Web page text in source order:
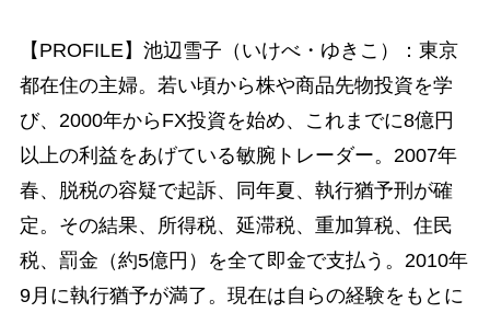
【PROFILE】池辺雪子（いけべ・ゆきこ）：東京
都在住の主婦。若い頃から株や商品先物投資を学
び、2000年からFX投資を始め、これまでに8億円
以上の利益をあげている敏腕トレーダー。2007年
春、脱税の容疑で起訴、同年夏、執行猶予刑が確
定。その結果、所得税、延滞税、重加算税、住民
税、罰金（約5億円）を全て即金で支払う。2010年
9月に執行猶予が満了。現在は自らの経験をもとに